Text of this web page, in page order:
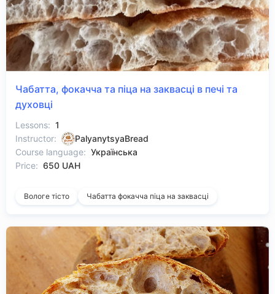
Чабатта, фокачча та піца на заквасці в печі та
духовці
Lessons: 1
Instructor:
PalyanytsyaBread
Course language: Українська
Price: 650 UAH
Вологе тісто Чабатта фокачча піца на заквасці